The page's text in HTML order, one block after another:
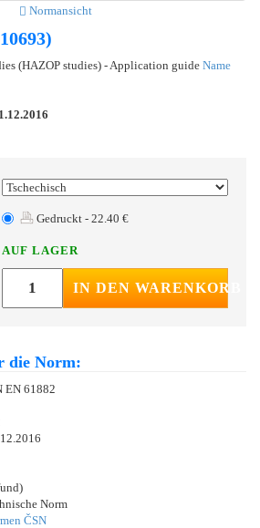
Normansicht
(HAZOP studies) - Application guide Name
1.12.2016
Gedruckt - 22.40 €
AUF LAGER
IN DEN WARENKORB
die Norm:
EN 61882
Norm
ČSN